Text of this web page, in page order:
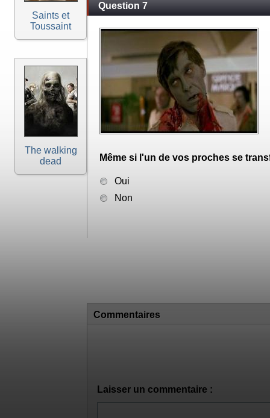
Saints et
Toussaint
The walking
dead
Question 7
Même si l'un de vos proches se
Oui
Non
Commentaires
Laisser un commentaire :